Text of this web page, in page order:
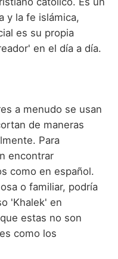
y la fe islámica,
es su propia
en el día a día.
a menudo se usan
de maneras
Para
encontrar
como en español.
o familiar, podría
'Khalek' en
estas no son
como los